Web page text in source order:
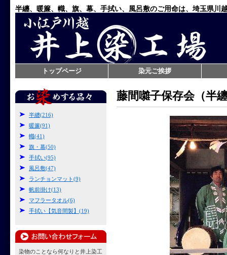
半纏、暖簾、幟、旗、幕、手拭い、風呂敷のご用命は、埼玉県
トップページ 染元ご挨拶
藤間囃子保存会（半
半纏(216)
暖簾(91)
幟(41)
旗・幕(50)
手拭い(95)
風呂敷(47)
ランチョンマット(9)
帆前掛け(13)
マフラータオル(6)
手拭い【気音間製】(19)
染物のことなら何なりと井上染工